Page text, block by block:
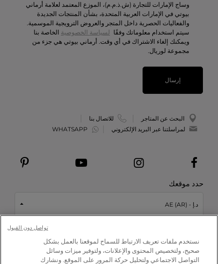
الوظائفوساج الإمارات للتجارة (ش.ذ.م.م)، الموزع المعتمد لعلامة أرماني
بيوتي في الإمارات العربية المتحدة، بشأن المنتجات الجديدة
والفعاليات الحصرية داخل المتجر والعروض الترويجية الموسمية.
سيتم استخدام معلوماتك وفقًا لسياسة الخصوصية الخاصة بنا
ويمكنك إلغاء الاشتراك في أي وقت. أرماني بيوتي هي جزء من
مجموعة لوريال.
إرسال
البحث عن المتاجر
للاتصال بنا
لمراسلتنا عبر البريد الإلكتروني
WHATSAPP
حدد موقعك
د.إ - AE (AR)
This site is protected by reCAPTCHA and the Google
andTerms of Serviceapply.نستخدم ملفات تعريف الارتباط للسماح لموقعنا بالعمل بشكل
صحيح، ولتخصيص المحتوى والإعلانات، ولتوفير ميزات وسائل
التواصل الاجتماعي ولتحليل حركة المرور على الموقع. ونشارك
تواصل دون القبول